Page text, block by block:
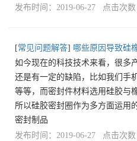
发布时间：2019-06-27 点击次数
[常见问题解答] 哪些原因导致硅
如今现在的科技技术来看，很多
还是有一定的缺陷，比如我们手
等等，而密封件材料选用硅胶与
所以硅胶密封圈作为多方面运用
密封制品
发布时间：2019-06-27 点击次数